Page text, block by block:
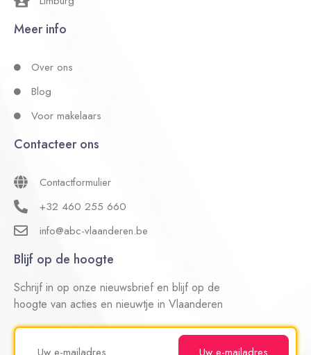
Meer info
Over ons
Blog
Voor makelaars
Contacteer ons
Contactformulier
+32 460 255 660
info@abc-vlaanderen.be
Blijf op de hoogte
Schrijf in op onze nieuwsbrief en blijf op de
hoogte van acties en nieuwtje in Vlaanderen